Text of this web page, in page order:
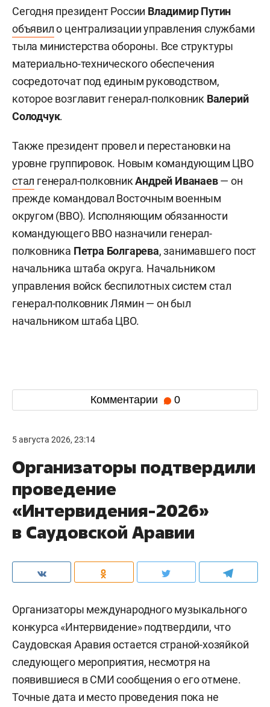
Сегодня президент России Владимир Путин
объявило централизации управления службами
тыла министерства обороны. Все структуры
материально-технического обеспечения
сосредоточат под единым руководством,
которое возглавит генерал-полковник Валерий
Солодчук.
Также президент провел и перестановки на
уровне группировок. Новым командующим ЦВО
стал генерал-полковникАндрей Иванаев— он
прежде командовал Восточным военным
округом (ВВО). Исполняющим обязанности
командующего ВВО назначили генерал-
полковника Петра Болгарева, занимавшего пост
начальника штаба округа. Начальником
управления войск беспилотных систем стал
генерал-полковник Лямин — он был
начальником штаба ЦВО.
Комментарии 0
5 августа 2026, 23:14
Организаторы подтвердили
проведение
«Интервидения-2026»
в Саудовской Аравии
Организаторы международного музыкального
конкурса «Интервидение» подтвердили, что
Саудовская Аравия остается страной-хозяйкой
следующего мероприятия, несмотря на
появившиеся в СМИ сообщения о его отмене.
Точные дата и место проведения пока не